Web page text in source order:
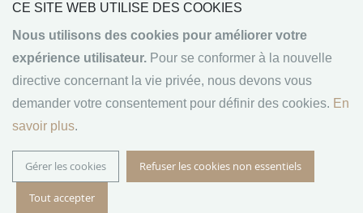
CE SITE WEB UTILISE DES COOKIES
Nous utilisons des cookies pour améliorer votre
expérience utilisateur. Pour se conformer à la nouvelle
directive concernant la vie privée, nous devons vous
demander votre consentement pour définir des cookies. En
savoir plus.
Gérer les cookies Refuser les cookies non essentiels
Tout accepter
RSE
GROUPEMENT NEBOPAN
NOS VALEURS
CONDITIONS GÉNÉRALES DE VENTE
MENTIONS LÉGALES
© 2024 RULLIER BOIS - Tous droits réservés. Développé